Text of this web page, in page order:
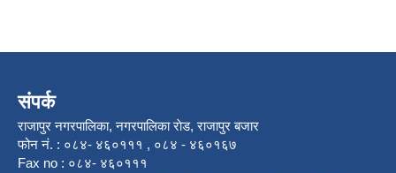
संपर्क
राजापुर नगरपालिका, नगरपालिका राेड, राजापुर बजार
फोन नं. : ०८४- ४६०१११ , ०८४ - ४६०१६७
Fax no : ०८४- ४६०१११